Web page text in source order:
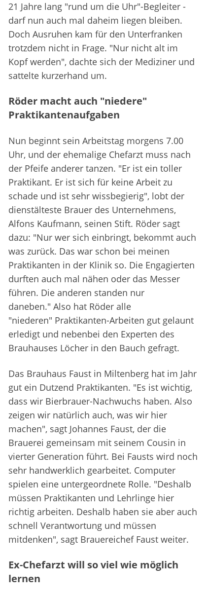
21 Jahre lang "rund um die Uhr"-Begleiter -
darf nun auch mal daheim liegen bleiben.
Doch Ausruhen kam für den Unterfranken
trotzdem nicht in Frage. "Nur nicht alt im
Kopf werden", dachte sich der Mediziner und
sattelte kurzerhand um.
Röder macht auch "niedere"
Praktikantenaufgaben
Nun beginnt sein Arbeitstag morgens 7.00
Uhr, und der ehemalige Chefarzt muss nach
der Pfeife anderer tanzen. "Er ist ein toller
Praktikant. Er ist sich für keine Arbeit zu
schade und ist sehr wissbegierig", lobt der
dienstälteste Brauer des Unternehmens,
Alfons Kaufmann, seinen Stift. Röder sagt
dazu: "Nur wer sich einbringt, bekommt auch
was zurück. Das war schon bei meinen
Praktikanten in der Klinik so. Die Engagierten
durften auch mal nähen oder das Messer
führen. Die anderen standen nur
daneben." Also hat Röder alle
"niederen" Praktikanten-Arbeiten gut gelaunt
erledigt und nebenbei den Experten des
Brauhauses Löcher in den Bauch gefragt.
Das Brauhaus Faust in Miltenberg hat im Jahr
gut ein Dutzend Praktikanten. "Es ist wichtig,
dass wir Bierbrauer-Nachwuchs haben. Also
zeigen wir natürlich auch, was wir hier
machen", sagt Johannes Faust, der die
Brauerei gemeinsam mit seinem Cousin in
vierter Generation führt. Bei Fausts wird noch
sehr handwerklich gearbeitet. Computer
spielen eine untergeordnete Rolle. "Deshalb
müssen Praktikanten und Lehrlinge hier
richtig arbeiten. Deshalb haben sie aber auch
schnell Verantwortung und müssen
mitdenken", sagt Brauereichef Faust weiter.
Ex-Chefarzt will so viel wie möglich
lernen